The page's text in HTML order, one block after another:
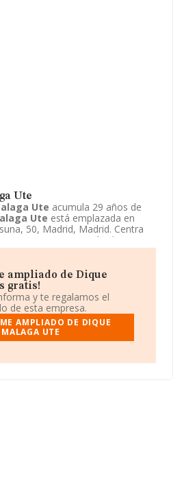
Ute
Ute acumula 29 años de
Ute está emplazada en
50, Madrid, Madrid. Centra
4101 - Construcción de
La empresaDique Malaga Ute
ampliado de Dique
gratis!
y te regalamos el
de esta empresa.
AMPLIADO DE DIQUE
MALAGA UTE